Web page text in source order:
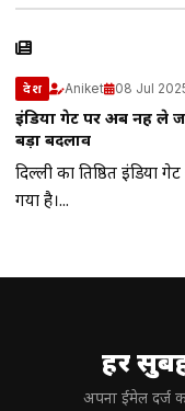
देश Aniket 08 Jul
इंडिया गेट पर अब नहीं ले
बड़ा बदलाव
दिल्ली का प्रतिष्ठित
गया है।...
हर
अपना ईमेल दर्ज